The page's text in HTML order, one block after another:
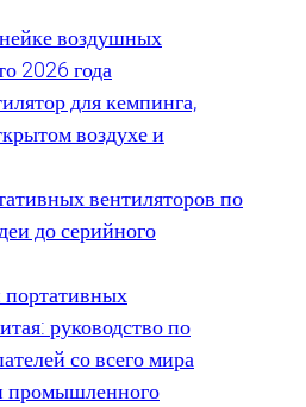
воздушных
2026 года
для кемпинга,
воздухе и
вентиляторов по
до серийного
руководство по
со всего мира
промышленного